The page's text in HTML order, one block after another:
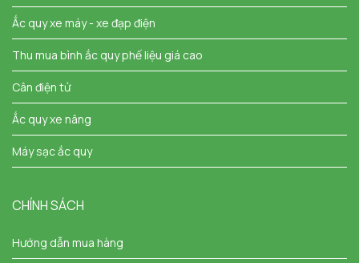
Ắc quy xe máy - xe đạp điện
Thu mua bình ắc quy phế liệu giá cao
Cân điện tử
Ắc quy xe nâng
Máy sạc ắc quy
CHÍNH SÁCH
Hướng dẫn mua hàng